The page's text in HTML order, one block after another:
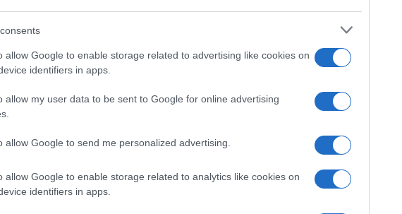
allow Google to enable storage related to advertising like cookies on
identifiers in apps.
allow my user data to be sent to Google for online advertising
allow Google to send me personalized advertising.
allow Google to enable storage related to analytics like cookies on
identifiers in apps.
Az ortodox zsidók olyanok, mint
írták egy budapesti épületre